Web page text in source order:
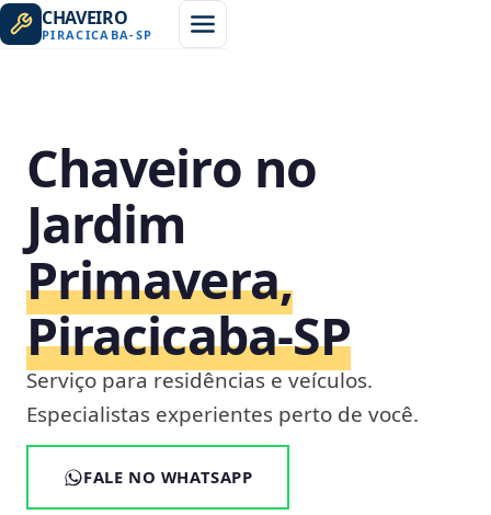
CHAVEIRO
PIRACICABA-SP
Chaveiro no
Jardim
Primavera,
Piracicaba‑SP
Serviço para residências e veículos.
Especialistas experientes perto de você.
FALE NO WHATSAPP